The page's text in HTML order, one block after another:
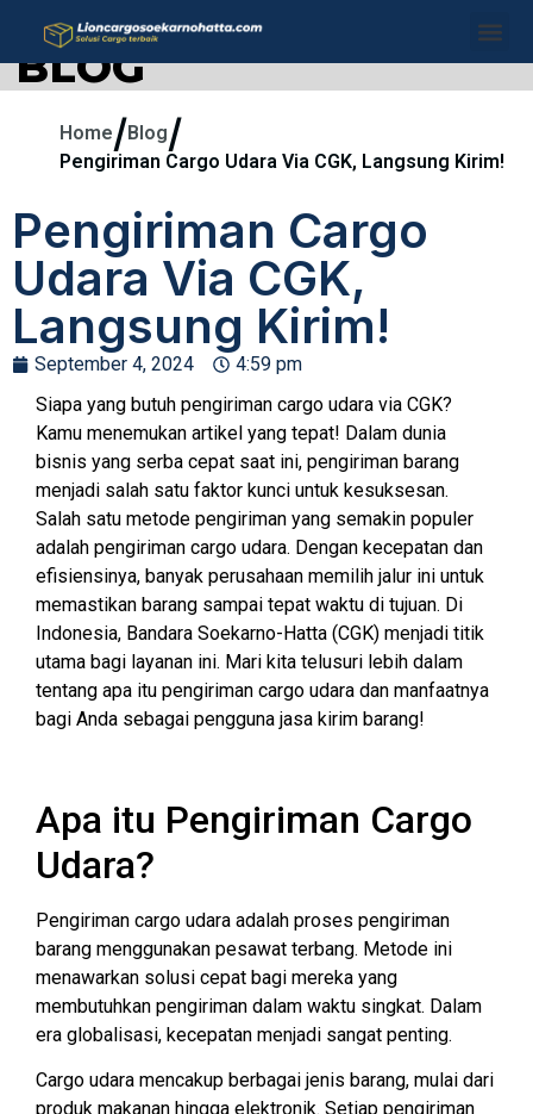
BLOG
Home/Blog/
Pengiriman Cargo Udara Via CGK, Langsung Kirim!
Pengiriman Cargo
Udara Via CGK,
Langsung Kirim!
September 4, 2024
4:59 pm
Siapa yang butuh pengiriman cargo udara via CGK?
Kamu menemukan artikel yang tepat! Dalam dunia
bisnis yang serba cepat saat ini, pengiriman barang
menjadi salah satu faktor kunci untuk kesuksesan.
Salah satu metode pengiriman yang semakin populer
adalah pengiriman cargo udara. Dengan kecepatan dan
efisiensinya, banyak perusahaan memilih jalur ini untuk
memastikan barang sampai tepat waktu di tujuan. Di
Indonesia, Bandara Soekarno-Hatta (CGK) menjadi titik
utama bagi layanan ini. Mari kita telusuri lebih dalam
tentang apa itu pengiriman cargo udara dan manfaatnya
bagi Anda sebagai pengguna jasa kirim barang!
Apa itu Pengiriman Cargo
Udara?
Pengiriman cargo udara adalah proses pengiriman
barang menggunakan pesawat terbang. Metode ini
menawarkan solusi cepat bagi mereka yang
membutuhkan pengiriman dalam waktu singkat. Dalam
era globalisasi, kecepatan menjadi sangat penting.
Cargo udara mencakup berbagai jenis barang, mulai dari
produk makanan hingga elektronik. Setiap pengiriman